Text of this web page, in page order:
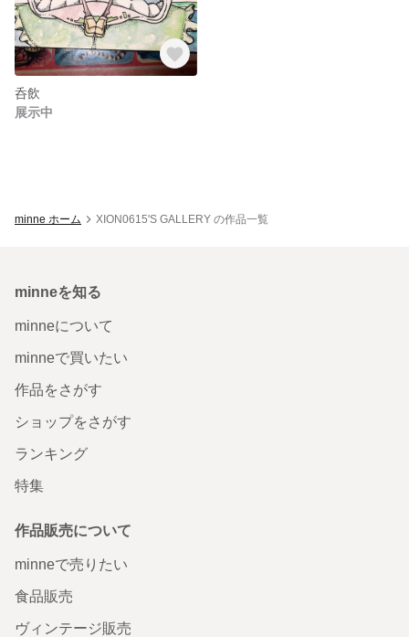
呑飲
展示中
minne ホーム XION0615'S GALLERY の作品一覧
minneを知る
minneについて
minneで買いたい
作品をさがす
ショップをさがす
ランキング
特集
作品販売について
minneで売りたい
食品販売
ヴィンテージ販売